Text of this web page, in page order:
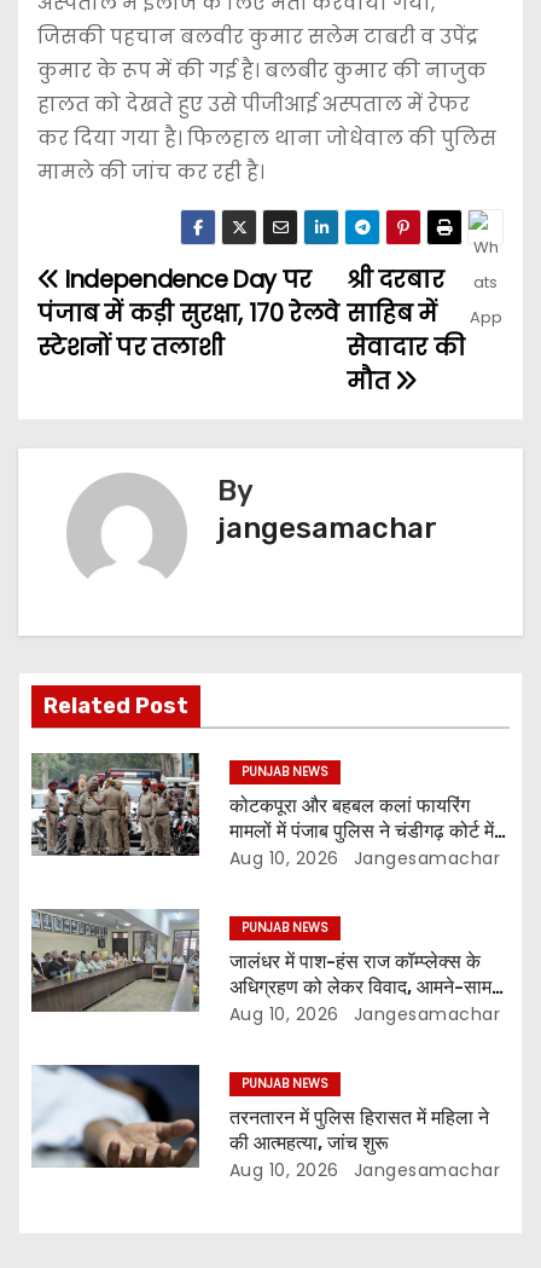
जिसकी पहचान बलवीर कुमार सलेम टाबरी व उपेंद्र
कुमार के रूप में की गई है। बलबीर कुमार की नाजुक
हालत को देखते हुए उसे पीजीआई अस्पताल में रेफर
कर दिया गया है। फिलहाल थाना जोधेवाल की पुलिस
मामले की जांच कर रही है।
श्री दरबार
साहिब में
सेवादार की
मौत
Independence Day पर
पंजाब में कड़ी सुरक्षा, 170 रेलवे
स्टेशनों पर तलाशी
By
jangesamachar
Related Post
PUNJAB NEWS
कोटकपूरा और बहबल कलां फायरिंग
मामलों में पंजाब पुलिस ने चंडीगढ़ कोर्ट में
सीलबंद स्टेटस रिपोर्ट दाखिल की
Aug 10, 2026 Jangesamachar
PUNJAB NEWS
जालंधर में पाश-हंस राज कॉम्प्लेक्स के
अधिग्रहण को लेकर विवाद, आमने-सामने
आए पक्ष
Aug 10, 2026 Jangesamachar
PUNJAB NEWS
तरनतारन में पुलिस हिरासत में महिला ने
की आत्महत्या, जांच शुरू
Aug 10, 2026 Jangesamachar